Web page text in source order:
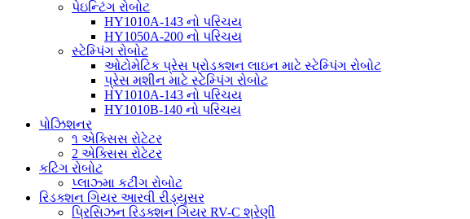
પેઇન્ટિંગ રોબોટ
HY1010A-143 નો પરિચય
HY1050A-200 નો પરિચય
સ્ટેમ્પિંગ રોબોટ
ઓટોમેટિક પ્રેસ પ્રોડક્શન લાઇન માટે સ્ટેમ્પિંગ રોબોટ
પ્રેસ મશીન માટે સ્ટેમ્પિંગ રોબોટ
HY1010A-143 નો પરિચય
HY1010B-140 નો પરિચય
પોઝિશનર
૧ એક્સિસ રોટેટર
2 એક્સિસ રોટેટર
કટિંગ રોબોટ
પ્લાઝ્મા કટીંગ રોબોટ
રિડક્શન ગિયર આરવી રીડ્યુસર
પ્રિસિઝન રિડક્શન ગિયર RV-C શ્રેણી